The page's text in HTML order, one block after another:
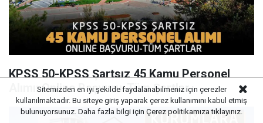
KPSS 50-KPSS Şartsız 45 Kamu Personel
Alımı: Online Başvuru-Tüm Şartlar
Sitemizden en iyi şekilde faydalanabilmeniz için çerezler
kullanılmaktadır. Bu siteye giriş yaparak çerez kullanımını kabul etmiş
bulunuyorsunuz. Daha fazla bilgi için Çerez politikamızatıklayınız.